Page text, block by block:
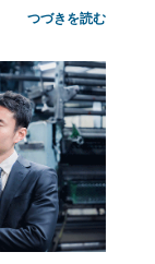
つづきを読む